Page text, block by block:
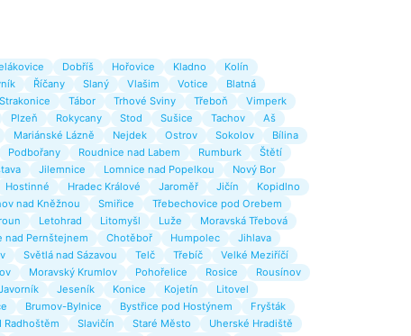
Dobříš Hořovice Kladno
Kolín
Říčany Slaný Vlašim Votice
Blatná
Strakonice Tábor Trhové Sviny Třeboň
Vimperk
Plzeň Rokycany Stod Sušice Tachov
Aš
Mariánské Lázně Nejdek Ostrov Sokolov
Bílina
Podbořany Roudnice nad Labem Rumburk
Štětí
Jilemnice Lomnice nad Popelkou
Nový Bor
Hostinné Hradec Králové Jaroměř Jičín
Kopidlno
nad Kněžnou Smiřice
Třebechovice pod Orebem
Letohrad Litomyšl Luže
Moravská Třebová
nad Pernštejnem Chotěboř Humpolec
Jihlava
Světlá nad Sázavou Telč Třebíč
Velké Meziříčí
Moravský Krumlov Pohořelice Rosice
Rousínov
Jeseník Konice Kojetín
Litovel
Brumov-Bylnice Bystřice pod Hostýnem
Fryšták
Radhoštěm Slavičín Staré Město
Uherské Hradiště